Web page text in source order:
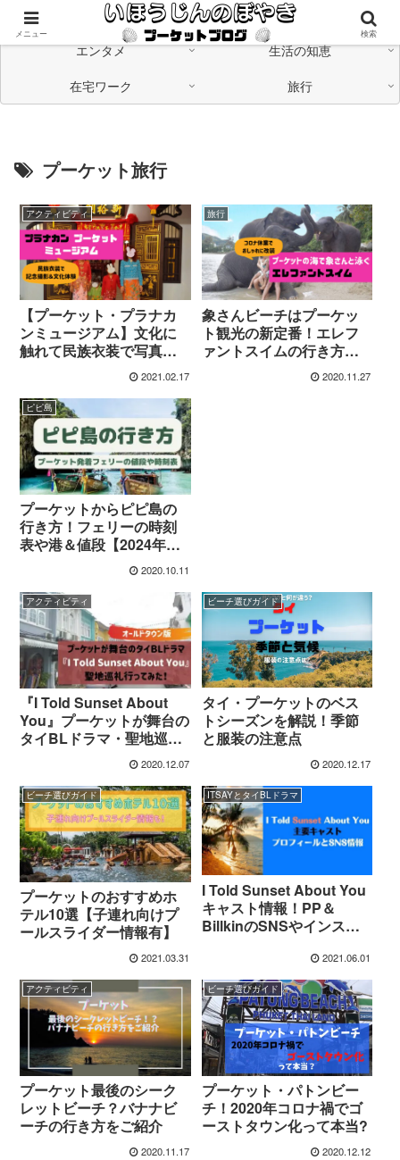
海外在住の日本人が「つながる」情報発信中
エンタメ
生活の知恵
在宅ワーク
旅行
プーケット旅行
アクティビティ
【プーケット・プラナカ
ンミュージアム】文化に
触れて民族衣装で写真撮
2021.02.17
旅行
象さんビーチはプーケッ
ト観光の新定番！エレフ
ァントスイムの行き方や
2020.11.27
ピピ島
プーケットからピピ島の
行き方！フェリーの時刻
表や港＆値段【2024年最
2020.10.11
アクティビティ
『I Told Sunset About
You』プーケットが舞台の
タイBLドラマ・聖地巡礼
行ってみた！【オールド
2020.12.07
ビーチ選びガイド
タイ・プーケットのベス
トシーズンを解説！季節
と服装の注意点
2020.12.17
ビーチ選びガイド
プーケットのおすすめホ
テル10選【子連れ向けプ
ールスライダー情報有】
2021.03.31
ITSAYとタイBLドラマ
I Told Sunset About You
キャスト情報！PP＆
BillkinのSNSやインスタ
2021.06.01
アクティビティ
プーケット最後のシーク
レットビーチ？バナナビ
ーチの行き方をご紹介
2020.11.17
ビーチ選びガイド
プーケット・パトンビー
チ！2020年コロナ禍でゴ
ーストタウン化って本当?
2020.12.12
メニュー 検索